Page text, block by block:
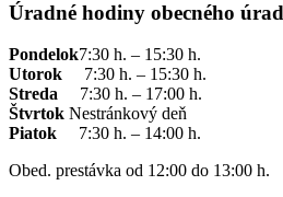
Úradné hodiny obecného
Pondelok7:30 h. – 15:30 h.
Utorok 7:30 h. – 15:30 h.
Streda 7:30 h. – 17:00 h.
Štvrtok Nestránkový deň
Piatok
7:30 h. – 14:00 h.
Obed. prestávka od 12:00 do 13:00 h.